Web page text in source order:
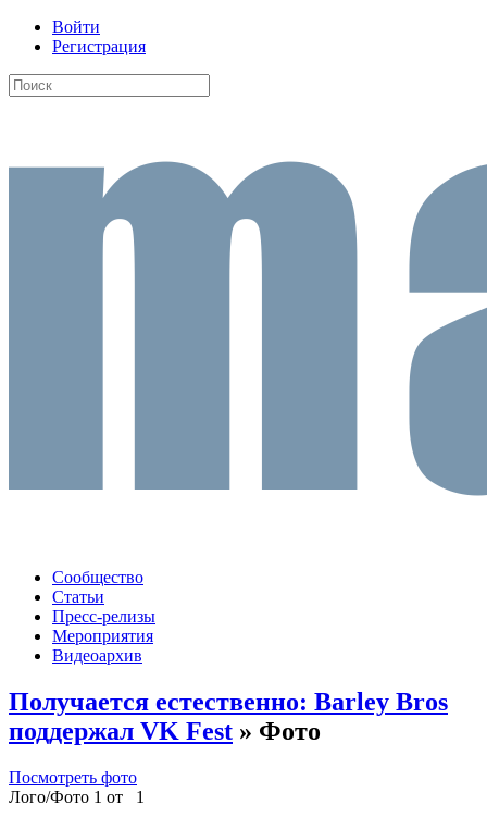
Войти
Регистрация
Сообщество
Статьи
Пресс-релизы
Мероприятия
Видеоархив
Получается естественно: Barley Bros
поддержал VK Fest » Фото
Посмотреть фото
Лого/Фото 1 от 1